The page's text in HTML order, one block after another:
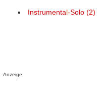
Instrumental-Solo (2)
Anzeige